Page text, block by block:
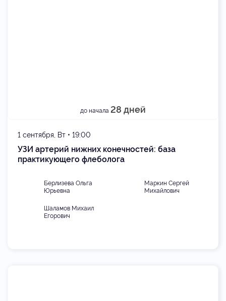
до начала 28 дней
Берлизева Ольга
Юрьевна
Маркин Сергей
Михайлович
Шаламов Михаил
Егорович
1 сентября, Вт • 19:00
УЗИ артерий нижних конечностей: база
практикующего флеболога